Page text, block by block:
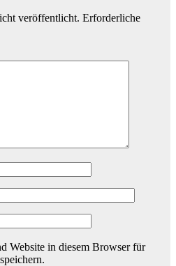
veröffentlicht. Erforderliche
Website in diesem Browser für